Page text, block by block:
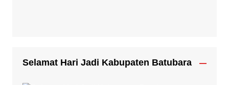
Selamat Hari Jadi Kabupaten Batubara